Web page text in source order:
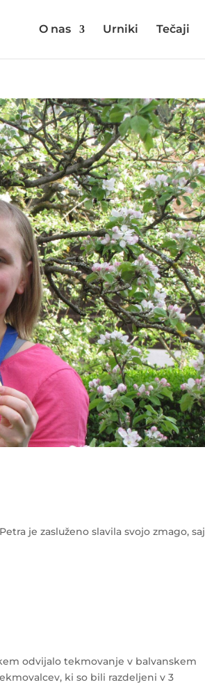
O nas Urniki Tečaji
je zasluženo slavila svojo zmago, saj
odvijalo tekmovanje v balvanskem
ki so bili razdeljeni v 3